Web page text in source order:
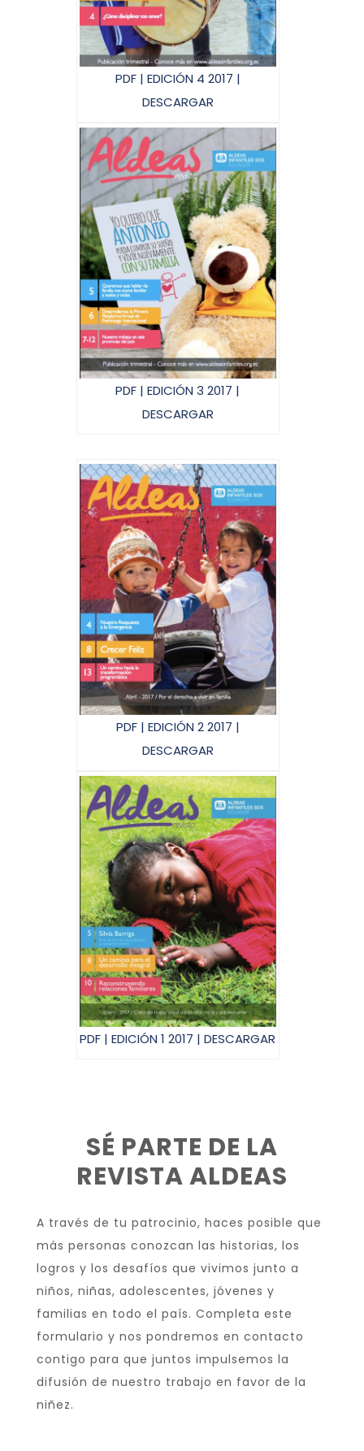
PDF | EDICIÓN 4 2017 |
DESCARGAR
PDF | EDICIÓN 3 2017 |
DESCARGAR
PDF | EDICIÓN 2 2017 |
DESCARGAR
PDF | EDICIÓN 1 2017 | DESCARGAR
SÉ PARTE DE LA
REVISTA ALDEAS
A través de tu patrocinio, haces posible que
más personas conozcan las historias, los
logros y los desafíos que vivimos junto a
niños, niñas, adolescentes, jóvenes y
familias en todo el país. Completa este
formulario y nos pondremos en contacto
contigo para que juntos impulsemos la
difusión de nuestro trabajo en favor de la
niñez.